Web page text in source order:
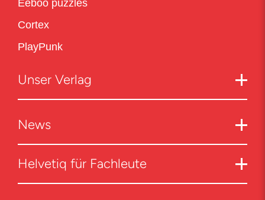
Eeboo puzzles
Cortex
PlayPunk
Unser Verlag
News
Helvetiq für Fachleute